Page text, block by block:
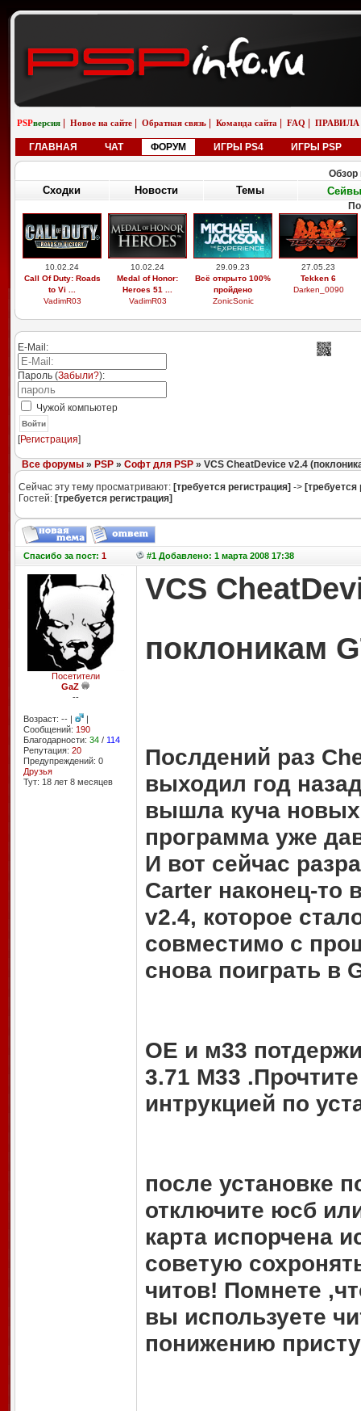
PSPверсия Новое на сайте Обратная связь Команда сайта FAQ ПРАВИЛА
ГЛАВНАЯ ЧАТ ФОРУМ ИГРЫ PS4 ИГРЫ PSP
Обзор
Сходки Новости Темы Сейвы
10.02.24
Call Of Duty: Roads
to Vi ...
VadimR03
10.02.24
Medal of Honor:
Heroes 51 ...
VadimR03
29.09.23
Всё открыто 100%
пройдено
ZonicSonic
27.05.23
Tekken 6
Darken_0090
E-Mail:
Пароль (Забыли?):
Чужой компьютер
Войти
[Регистрация]
Все форумы» PSP» Софт для PSP» VCS CheatDevice v2.4
Сейчас эту тему просматривают: [требуется регистрация] -> [требуется
Гостей: [требуется регистрация]
Спасибоза пост: 1 #1 Добавлено: 1 марта 2008 17:38
Посетители
GaZ
--
Возраст: -- |
|
Сообщений: 190
Благодарности: 34/ 114
Репутация: 20
Предупреждений: 0
Друзья
Тут: 18 лет 8 месяцев
VCS
поклоникам
Послдений раз
выходил год
вышла куча
программа уже
И вот сейчас
Carter наконец-то
v2.4, которое
совместимо с
снова поиграть в
ОЕ и м33
3.71 M33
интрукцией по
после установке
отключите юсб
карта испорчена
советую
читов! Помнете
вы используете
понижению